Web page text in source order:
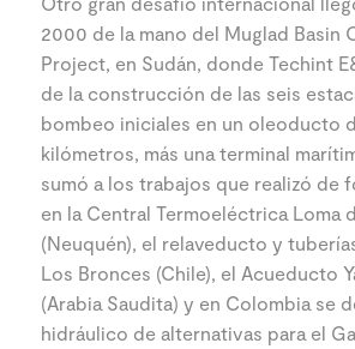
2000 de la mano del Muglad Basin
Project, en Sudán, donde Techint
de la construcción de las seis
bombeo iniciales en un oleoducto
kilómetros, más una terminal
sumó a los trabajos que realizó de
en la Central Termoeléctrica Loma
(Neuquén), el relaveducto y
Los Bronces (Chile), el Acueducto
(Arabia Saudita) y en Colombia se
hidráulico de alternativas para el